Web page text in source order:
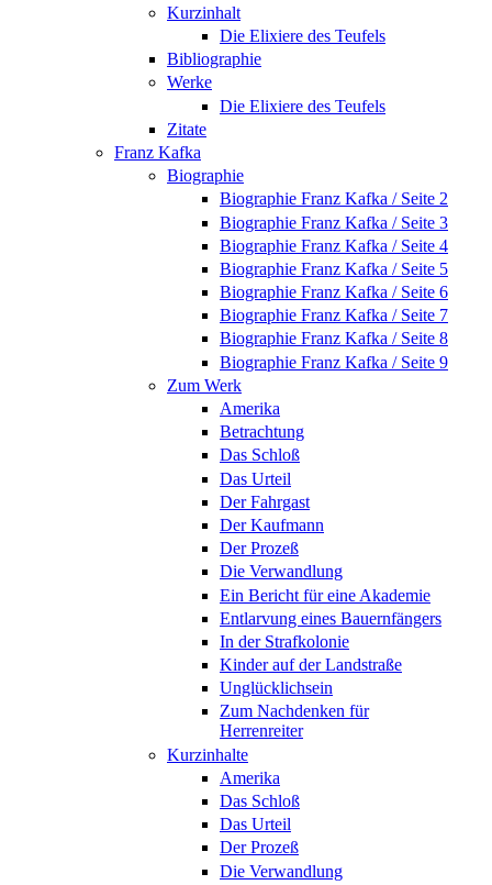
Kurzinhalt
Die Elixiere des Teufels
Bibliographie
Werke
Die Elixiere des Teufels
Zitate
Franz Kafka
Biographie
Biographie Franz Kafka / Seite 2
Biographie Franz Kafka / Seite 3
Biographie Franz Kafka / Seite 4
Biographie Franz Kafka / Seite 5
Biographie Franz Kafka / Seite 6
Biographie Franz Kafka / Seite 7
Biographie Franz Kafka / Seite 8
Biographie Franz Kafka / Seite 9
Zum Werk
Amerika
Betrachtung
Das Schloß
Das Urteil
Der Fahrgast
Der Kaufmann
Der Prozeß
Die Verwandlung
Ein Bericht für eine Akademie
Entlarvung eines Bauernfängers
In der Strafkolonie
Kinder auf der Landstraße
Unglücklichsein
Zum Nachdenken für
Herrenreiter
Kurzinhalte
Amerika
Das Schloß
Das Urteil
Der Prozeß
Die Verwandlung